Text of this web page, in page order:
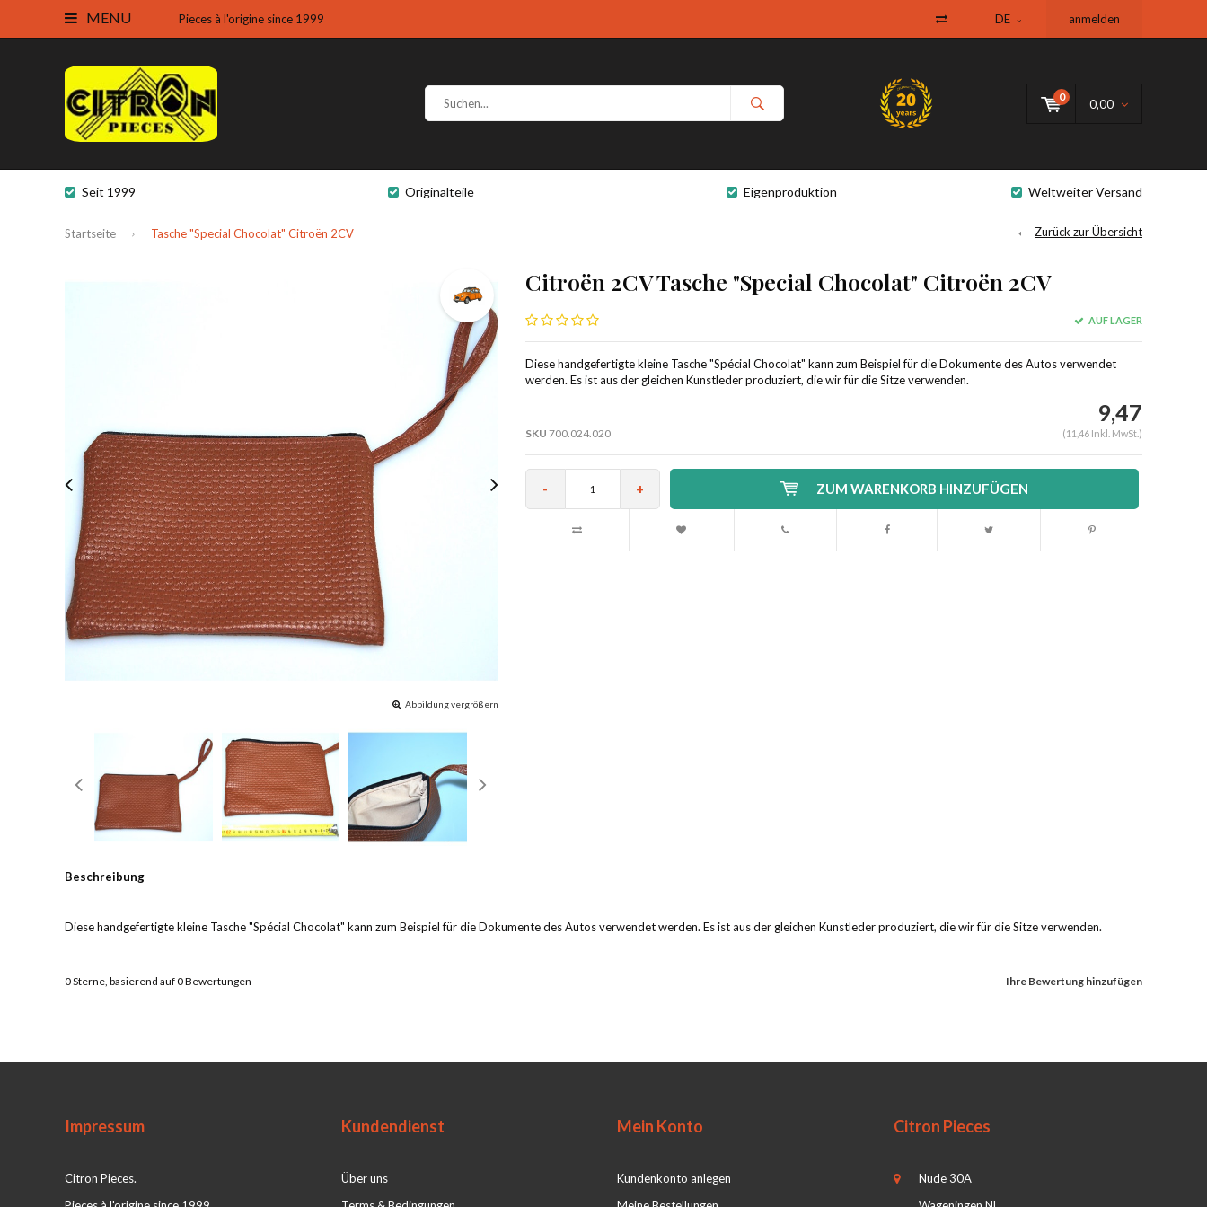
MENU Pieces à l'origine since 1999 DE anmelden
0
0,00
Seit 1999 Originalteile Eigenproduktion Weltweiter Versand
Startseite Tasche "Special Chocolat" Citroën 2CV Zurück zur Übersicht
Abbildung vergrößern
Citroën 2CV Tasche "Special Chocolat" Citroën 2CV
AUF LAGER
Diese handgefertigte kleine Tasche "Spécial Chocolat" kann zum Beispiel für die Dokumente des Autos verwendet
werden. Es ist aus der gleichen Kunstleder produziert, die wir für die Sitze verwenden.
SKU 700.024.020
9,47
(11,46 Inkl. MwSt.)
- + ZUM WARENKORB HINZUFÜGEN
Beschreibung
Diese handgefertigte kleine Tasche "Spécial Chocolat" kann zum Beispiel für die Dokumente des Autos verwendet werden. Es ist aus der gleichen Kunstleder produziert, die wir für die Sitze verwenden.
Ihre Bewertung hinzufügen
0Sterne, basierend auf0Bewertungen
Impressum
Citron Pieces.
Kundendienst
Über uns
Mein Konto
Kundenkonto anlegen
Citron Pieces
Nude 30A